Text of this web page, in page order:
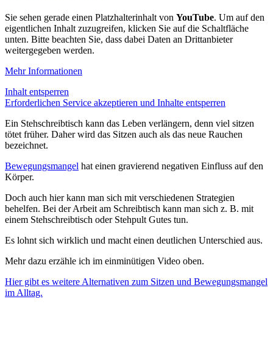
Sie sehen gerade einen Platzhalterinhalt von YouTube. Um auf den
eigentlichen Inhalt zuzugreifen, klicken Sie auf die Schaltfläche
unten. Bitte beachten Sie, dass dabei Daten an Drittanbieter
weitergegeben werden.
Mehr Informationen
Inhalt entsperren
Erforderlichen Service akzeptieren und Inhalte entsperren
Ein Stehschreibtisch kann das Leben verlängern, denn viel sitzen
tötet früher. Daher wird das Sitzen auch als das neue Rauchen
bezeichnet.
Bewegungsmangel hat einen gravierend negativen Einfluss auf den
Körper.
Doch auch hier kann man sich mit verschiedenen Strategien
behelfen. Bei der Arbeit am Schreibtisch kann man sich z. B. mit
einem Stehschreibtisch oder Stehpult Gutes tun.
Es lohnt sich wirklich und macht einen deutlichen Unterschied aus.
Mehr dazu erzähle ich im einminütigen Video oben.
Hier gibt es weitere Alternativen zum Sitzen und Bewegungsmangel
im Alltag.